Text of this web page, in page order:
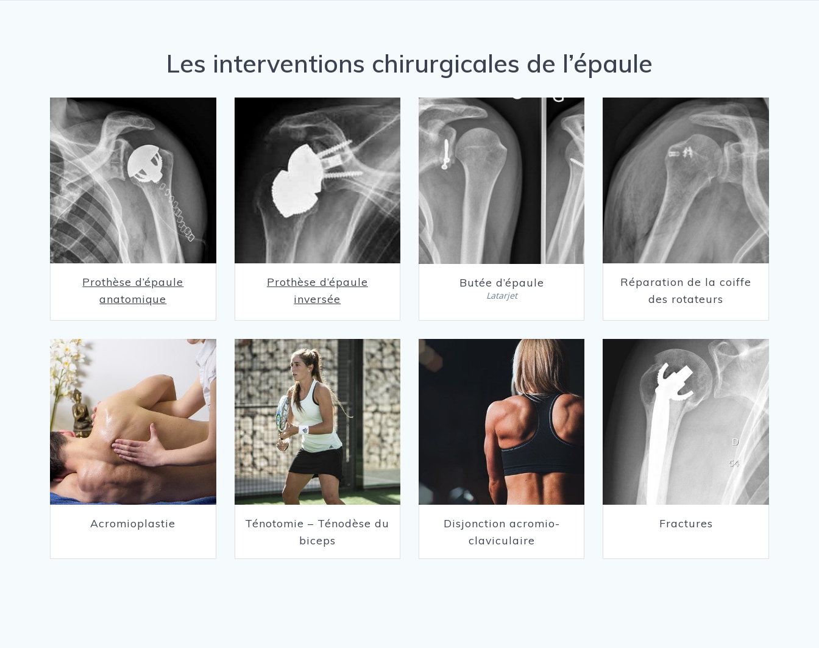
Les interventions chirurgicales de l’épaule
Prothèse d’épaule
anatomique
Prothèse d’épaule
inversée
Butée d’épaule
Latarjet
Réparation de la coiffe
des rotateurs
Acromioplastie
Ténotomie – Ténodèse du
biceps
Disjonction acromio-
claviculaire
Fractures